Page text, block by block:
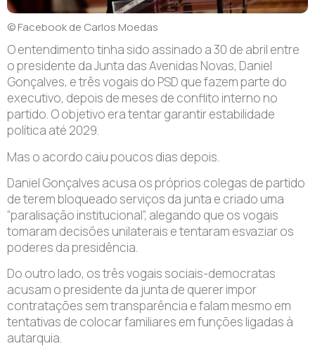
© Facebook de Carlos Moedas
O entendimento tinha sido assinado a 30 de abril entre
o presidente da Junta das Avenidas Novas, Daniel
Gonçalves, e três vogais do PSD que fazem parte do
executivo, depois de meses de conflito interno no
partido. O objetivo era tentar garantir estabilidade
política até 2029.
Mas o acordo caiu poucos dias depois.
Daniel Gonçalves acusa os próprios colegas de partido
de terem bloqueado serviços da junta e criado uma
“paralisação institucional”, alegando que os vogais
tomaram decisões unilaterais e tentaram esvaziar os
poderes da presidência.
Do outro lado, os três vogais sociais-democratas
acusam o presidente da junta de querer impor
contratações sem transparência e falam mesmo em
tentativas de colocar familiares em funções ligadas à
autarquia.